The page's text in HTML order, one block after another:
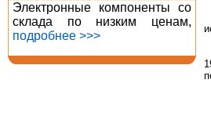
Электронные компоненты со
склада по низким ценам,
подробнее >>>